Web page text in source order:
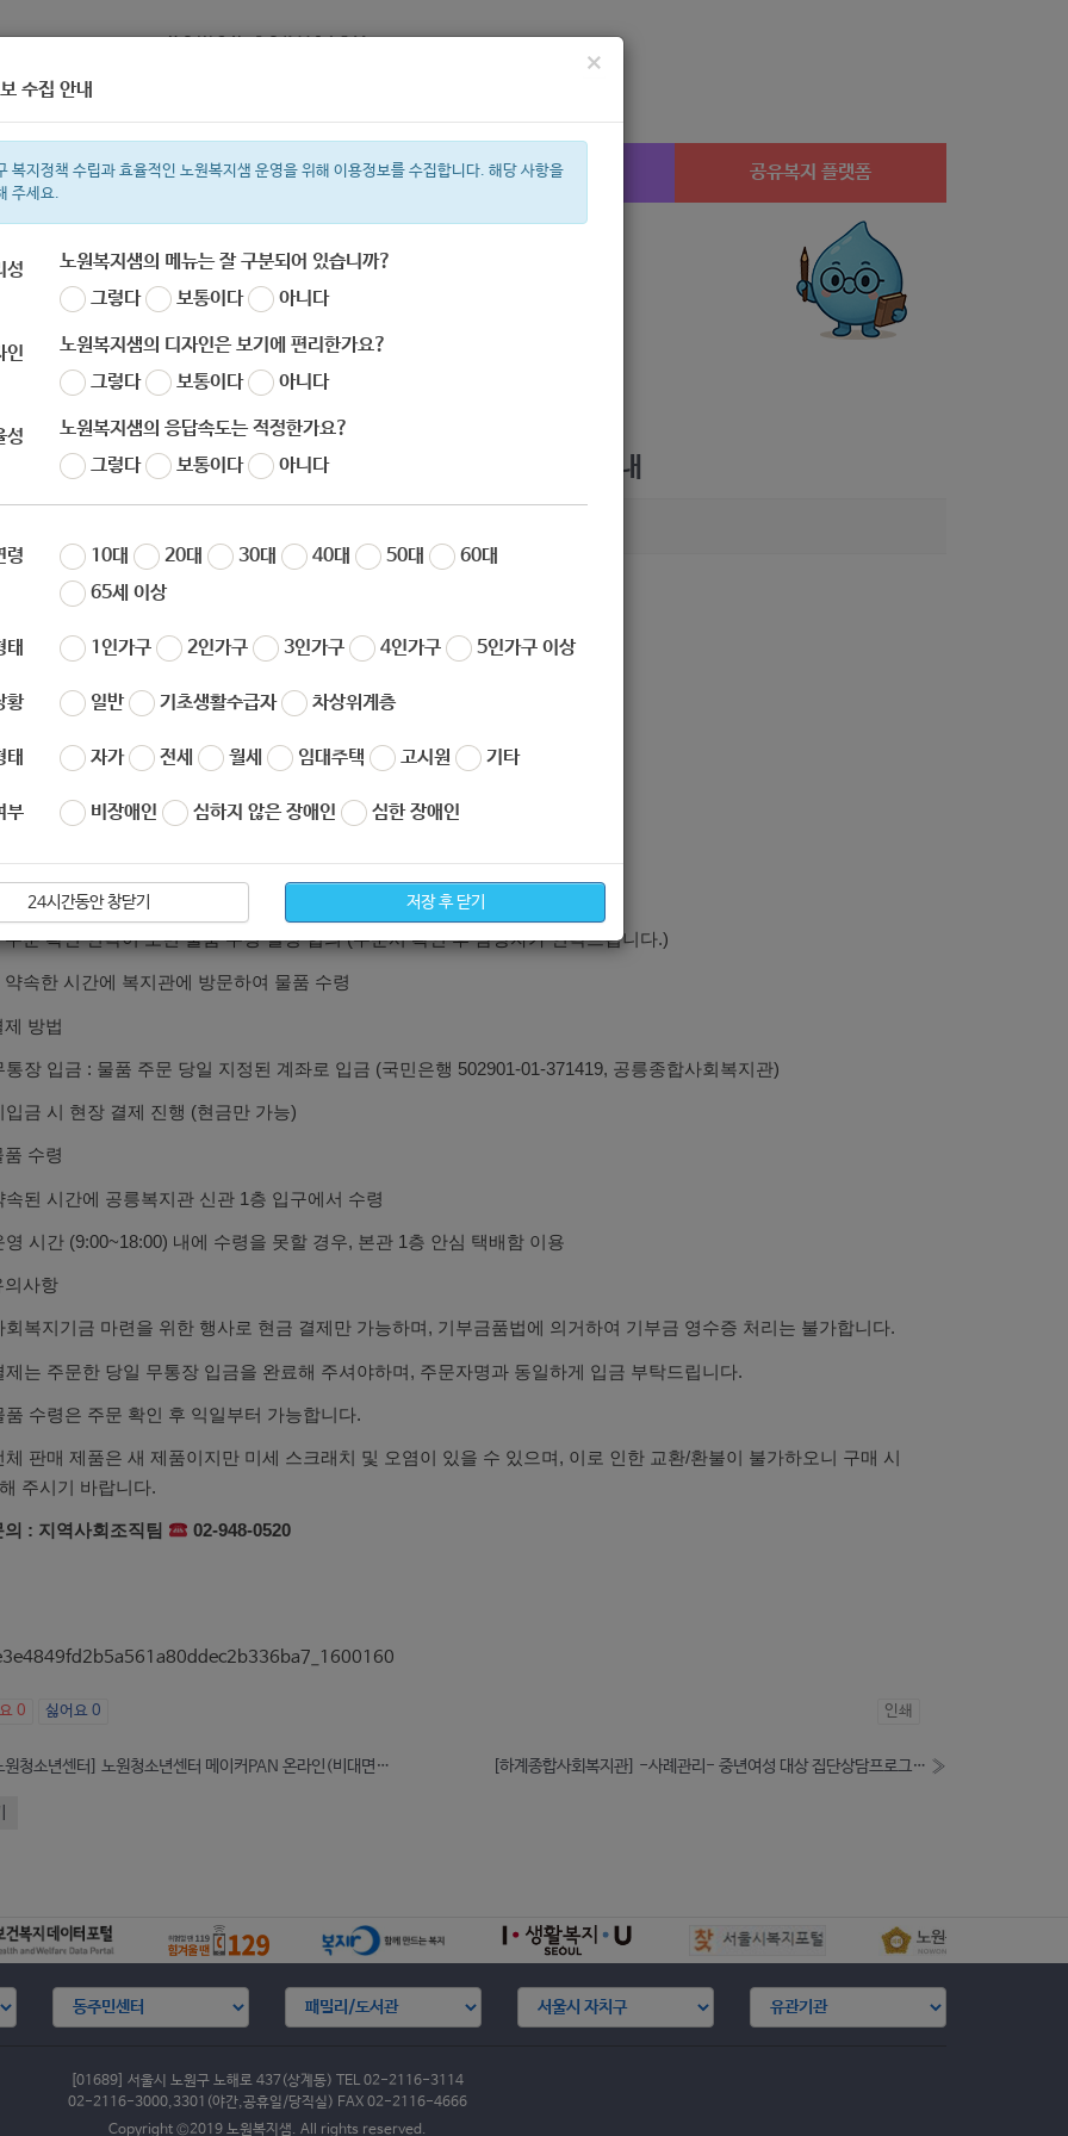
보 복지서비스 신청 복지시설찾기 공유복지 플랫폼
지원금 복지관 이용시설 성민복지관 멘토 음악 음식물
×
수집 안내
복지정책 수립과 효율적인 노원복지샘 운영을 위해 이용정보를 수집합니다. 해당 사항을
주세요.
성
노원복지샘의 메뉴는 잘 구분되어 있습니까?
그렇다
보통이다 아니다
인
노원복지샘의 디자인은 보기에 편리한가요?
그렇다
보통이다 아니다
성
노원복지샘의 응답속도는 적정한가요?
그렇다
보통이다 아니다
령 10대 20대 30대 40대 50대
60대
65세 이상
태 1인가구 2인가구 3인가구 4인가구 5인가구 이상
황 일반 기초생활수급자 차상위계층
태 자가 전세 월세 임대주택 고시원 기타
부 비장애인 심하지 않은 장애인 심한 장애인
24시간동안 창닫기 저장 후 닫기
릉종합사회복지관] '마음은 더 가까이' 온라인 바자회 안내
종합사회복지관에서는 사회적 거리두기 캠페인의 일환으로
주민 지원 및 복지기금 마련을 위한 온라인 바자회를 개최하오니,
매 기간 : 2020. 09. 21.(월) ~ 10. 08.(목)
방법
매 희망 물품 주문 신청 및 결제
문 확인 연락이 오면 물품 수령 일정 협의(주문서 확인 후 담당자가 연락드립니다.)
속한 시간에 복지관에 방문하여 물품 수령
제 방법
장 입금 : 물품 주문 당일 지정된 계좌로 입금 (국민은행 502901-01-371419, 공릉종합사회복지관)
금 시 현장 결제 진행 (현금만 가능)
품 수령
된 시간에 공릉복지관 신관 1층 입구에서 수령
시간 (9:00~18:00) 내에 수령을 못할 경우, 본관 1층 안심 택배함 이용
의사항
복지기금 마련을 위한 행사로 현금 결제만 가능하며, 기부금품법에 의거하여 기부금 영수증 처리는 불가합니다.
는 주문한 당일 무통장 입금을 완료해 주셔야하며, 주문자명과 동일하게 입금 부탁드립니다.
수령은 주문 확인 후 익일부터 가능합니다.
판매 제품은 새 제품이지만 미세 스크래치 및 오염이 있을 수 있으며, 이로 인한 교환/환불이 불가하오니 구매 시
주시기 바랍니다.
의 : 지역사회조직팀 02-948-0520
0 싫어요 0 인쇄
[시립노원청소년센터] 노원청소년센터 메이커PAN 온라인(비대면) 프로그램 안내 [하계종합사회복지관] -사례관리- 중년여성 대상 집단상담프로그램 참여자 모집 »
[01689] 서울시 노원구 노해로 437(상계동) TEL 02-2116-3114
02-2116-3000,3301(야간,공휴일/당직실) FAX 02-2116-4666
Copyright ©2019 노원복지샘. All rights reserved.